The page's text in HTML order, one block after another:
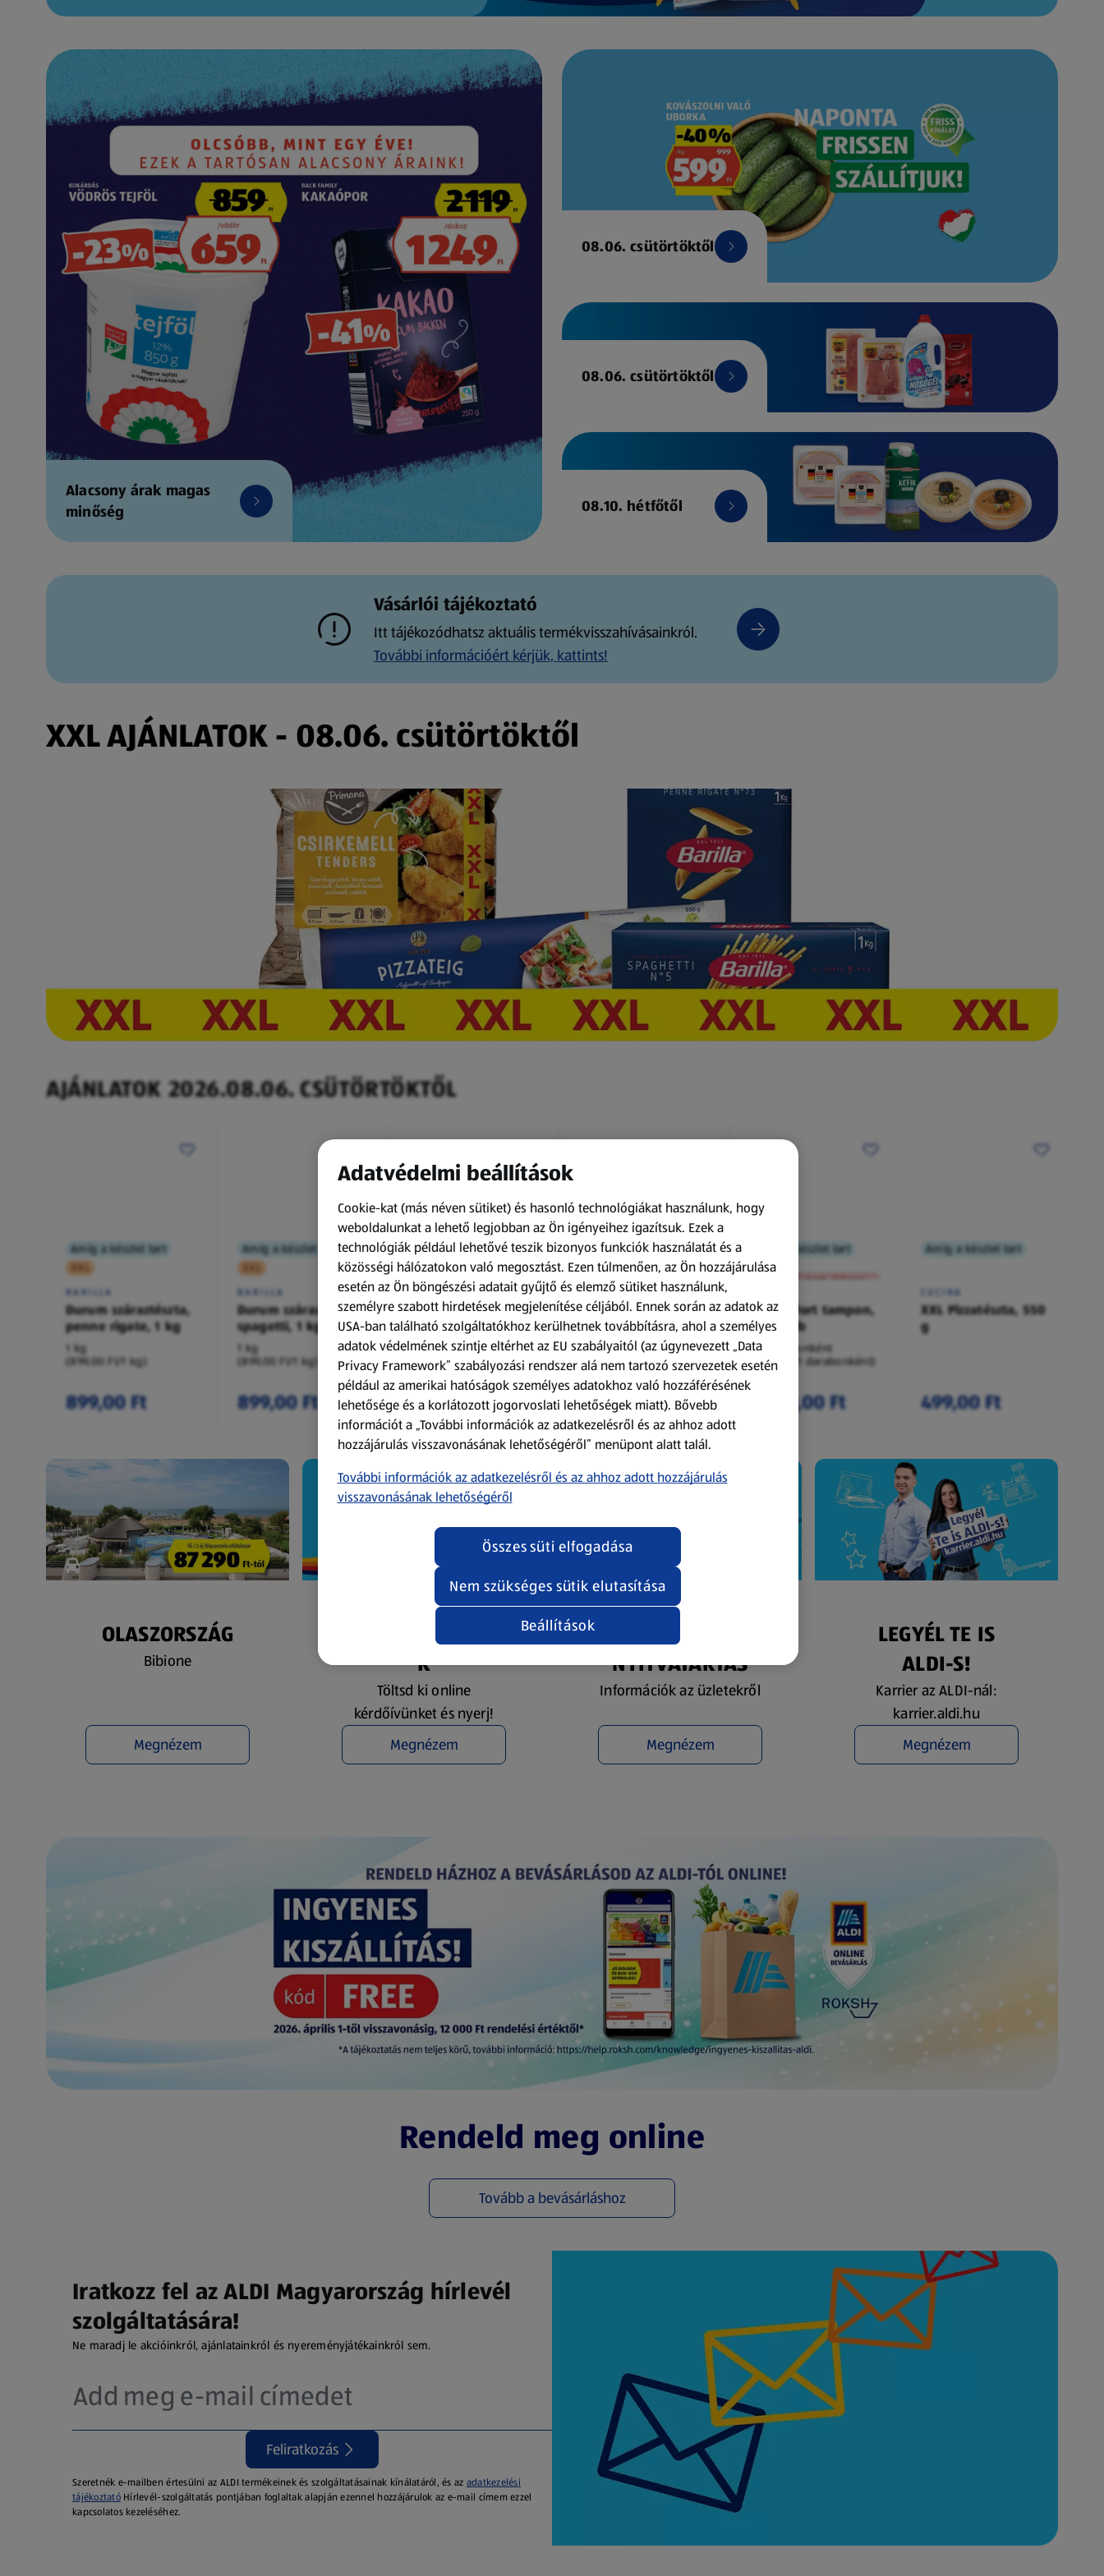
Alacsony árak magas
minőség
08.06. csütörtöktől
08.06. csütörtöktől
08.10. hétfőtől
Vásárlói tájékoztató
Itt tájékozódhatsz aktuális termékvisszahívásainkról.
További információért kérjük, kattints!
XXL AJÁNLATOK - 08.06. csütörtöktől
AJÁNLATOK 2026.08.06. CSÜTÖRTÖKTŐL
Amíg a készlet tart
XXL
BARILLA
Durum száraztészta,
penne rigate, 1 kg
1 kg
(899,00 Ft/1 kg)
899,00 Ft
Amíg a készlet tart
XXL
BARILLA
Durum száraztészta,
spagetti, 1 kg
1 kg
(899,00 Ft/1 kg)
899,00 Ft
Amíg a készlet tart
XXL
ACTIMEL
Actimel joghurtital, 8
palack
0,8 kg
(1 186,25 Ft/1 kg)
949,00 Ft
Amíg a készlet tart
XXL
O.B.
Procomfort tampon,
64 darab
64 darabonként
(59,36 Ft/1 darabonként)
3 799,00 Ft
Amíg a készlet tart
XXL
A termék nem érkezett meg!
Procomfort tampon,
54 darab
54 darabonként
(62,94 Ft/1 darabonként)
3 399,00 Ft
Amíg a készlet tart
CUCINA
XXL Pizzatészta, 550
g
499,00 Ft
OLASZORSZÁG
Bibione
Megnézem
NYEREMÉNYJÁTÉ
K
Töltsd ki online
kérdőívünket és nyerj!
Megnézem
ÜZLETKERESŐ ÉS
NYITVATARTÁS
Információk az üzletekről
Megnézem
LEGYÉL TE IS
ALDI-S!
Karrier az ALDI-nál:
karrier.aldi.hu
Megnézem
(új oldalon nyílik meg)
Rendeld meg online
Tovább a bevásárláshoz
(új oldalon nyílik meg)
Iratkozz fel az ALDI Magyarország hírlevél
szolgáltatására!
Ne maradj le akcióinkról, ajánlatainkról és nyereményjátékainkról sem.
Feliratkozás
Szeretnék e-mailben értesülni az ALDI termékeinek és szolgáltatásainak kínálatáról, és az adatkezelési
tájékoztatóHírlevél-szolgáltatás pontjában foglaltak alapján ezennel hozzájárulok az e-mail címem ezzel
kapcsolatos kezeléséhez.
Adatvédelmi beállítások
Cookie-kat (más néven sütiket) és hasonló technológiákat használunk, hogy
weboldalunkat a lehető legjobban az Ön igényeihez igazítsuk. Ezek a
technológiák például lehetővé teszik bizonyos funkciók használatát és a
közösségi hálózatokon való megosztást. Ezen túlmenően, az Ön hozzájárulása
esetén az Ön böngészési adatait gyűjtő és elemző sütiket használunk,
személyre szabott hirdetések megjelenítése céljából. Ennek során az adatok az
USA-ban található szolgáltatókhoz kerülhetnek továbbításra, ahol a személyes
adatok védelmének szintje eltérhet az EU szabályaitól (az úgynevezett „Data
Privacy Framework” szabályozási rendszer alá nem tartozó szervezetek esetén
például az amerikai hatóságok személyes adatokhoz való hozzáférésének
lehetősége és a korlátozott jogorvoslati lehetőségek miatt). Bővebb
információt a „További információk az adatkezelésről és az ahhoz adott
hozzájárulás visszavonásának lehetőségéről” menüpont alatt talál.
További információk az adatkezelésről és az ahhoz adott hozzájárulás
visszavonásának lehetőségéről
Beállítások
Nem szükséges sütik elutasítása
Összes süti elfogadása